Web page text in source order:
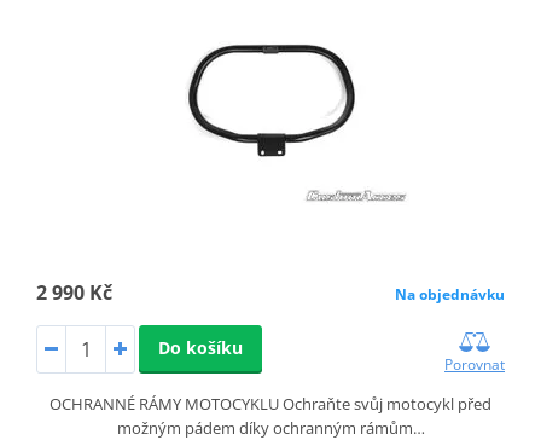
2 990 Kč Na objednávku
Do košíku
Porovnat
OCHRANNÉ RÁMY MOTOCYKLU Ochraňte svůj motocykl před
možným pádem díky ochranným rámům…